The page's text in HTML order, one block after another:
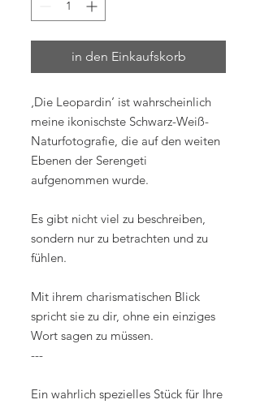
in den Einkaufskorb
‚Die Leopardin‘ ist wahrscheinlich
meine ikonischste Schwarz-Weiß-
Naturfotografie, die auf den weiten
Ebenen der Serengeti
aufgenommen wurde.
Es gibt nicht viel zu beschreiben,
sondern nur zu betrachten und zu
fühlen.
Mit ihrem charismatischen Blick
spricht sie zu dir, ohne ein einziges
Wort sagen zu müssen.
---
Ein wahrlich spezielles Stück für Ihre